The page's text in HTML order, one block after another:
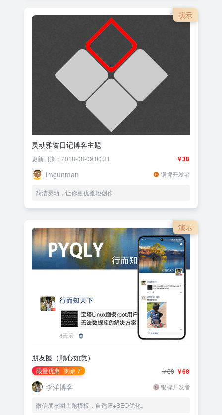
演示
灵动雅窗日记博客主题
￥38
更新日期：2018-08-09 00:31
imgunman 铜牌开发者
简洁灵动，让你更优雅地创作
演示
朋友圈（顺心如意）
限量优惠 剩余 7 ￥68
￥88
李洋博客 银牌开发者
微信朋友圈主题模板，自适应+SEO优化。